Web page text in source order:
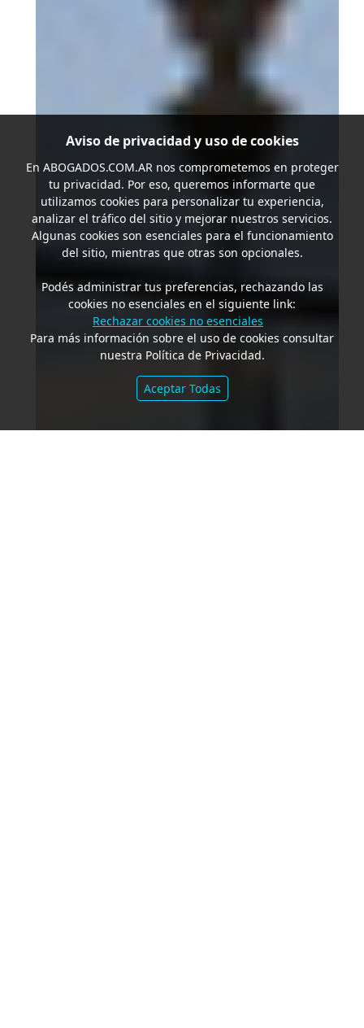
Aviso de privacidad y uso de cookies
En ABOGADOS.COM.ARnos comprometemos en proteger
tu privacidad. Por eso, queremos informarte que
utilizamos cookies para personalizar tu experiencia,
analizar el tráfico del sitio y mejorar nuestros servicios.
Algunas cookies son esenciales para el funcionamiento
del sitio, mientras que otras son opcionales.
Podés administrar tus preferencias, rechazando las
cookies no esenciales en el siguiente link:
Rechazar cookies no esenciales
Para más información sobre el uso de cookies consultar
nuestra Política de Privacidad.
Aceptar Todas